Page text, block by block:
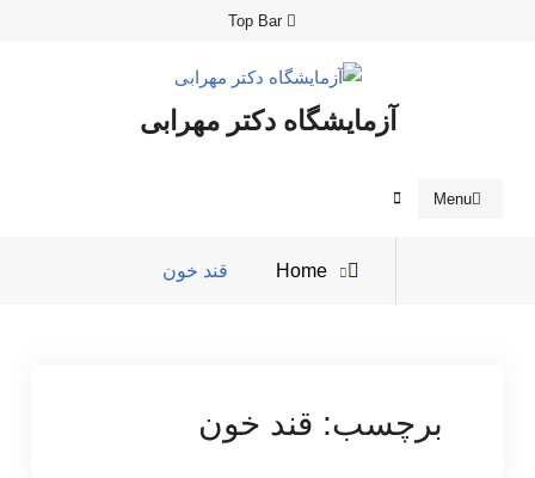
Top Bar
آزمایشگاه دکتر مهرابی
Menu
Search
Home
Posts
قند خون
برچسب: قند خون